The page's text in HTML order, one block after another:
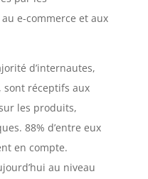
e-commerce et aux
d’internautes,
sont réceptifs aux
les produits,
88% d’entre eux
en compte.
au niveau